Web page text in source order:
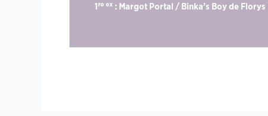
1 re ex : Margot Portal / Binka’s Boy de Florys